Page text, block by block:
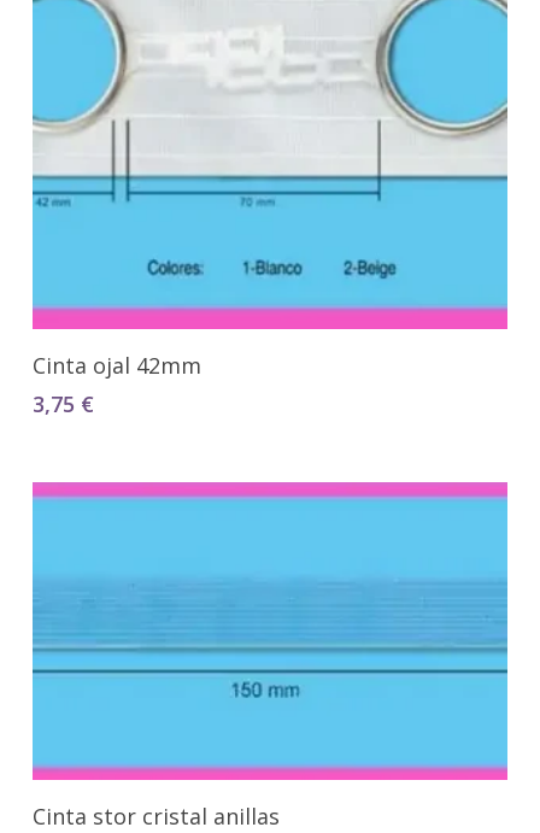
Cinta ojal 42mm
3,75 €
Seleccionar Opciones
Cinta stor cristal anillas